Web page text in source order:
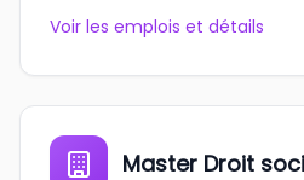
Voir les emplois et détails
Master Droit